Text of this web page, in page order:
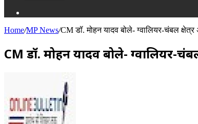
Home/MP News/CM डॉ. मोहन यादव बोले- ग्वालियर-चंबल
CM डॉ. मोहन यादव बोले- ग्वालियर-